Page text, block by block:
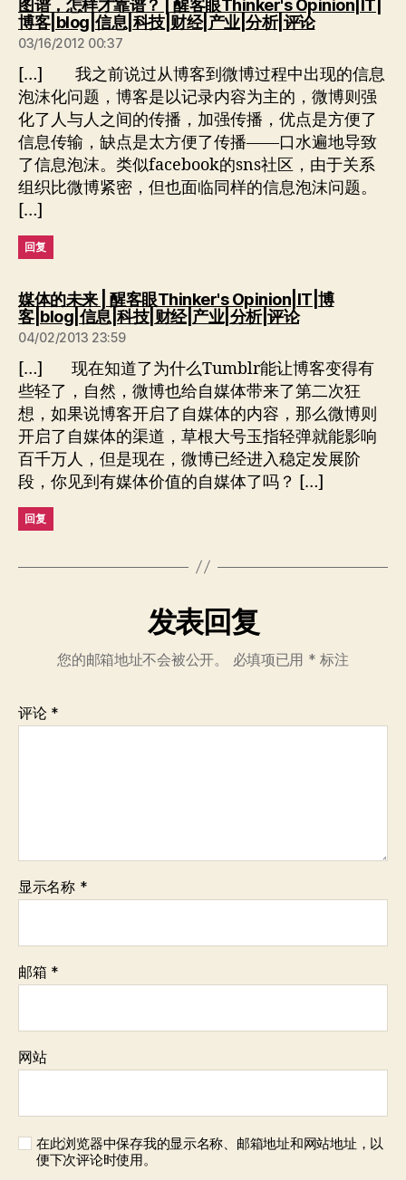
图谱，怎样才靠谱？ | 醒客眼Thinker's Opinion|IT|
博客|blog|信息|科技|财经|产业|分析|评论说：
03/16/2012 00:37
[…] 我之前说过从博客到微博过程中出现的信息
泡沫化问题，博客是以记录内容为主的，微博则强
化了人与人之间的传播，加强传播，优点是方便了
信息传输，缺点是太方便了传播——口水遍地导致
了信息泡沫。类似facebook的sns社区，由于关系
组织比微博紧密，但也面临同样的信息泡沫问题。
[…]
回复
媒体的未来 | 醒客眼Thinker's Opinion|IT|博
客|blog|信息|科技|财经|产业|分析|评论说：
04/02/2013 23:59
[…] 现在知道了为什么Tumblr能让博客变得有
些轻了，自然，微博也给自媒体带来了第二次狂
想，如果说博客开启了自媒体的内容，那么微博则
开启了自媒体的渠道，草根大号玉指轻弹就能影响
百千万人，但是现在，微博已经进入稳定发展阶
段，你见到有媒体价值的自媒体了吗？ […]
回复
发表回复
您的邮箱地址不会被公开。 必填项已用 * 标注
评论 *
显示名称 *
邮箱 *
网站
在此浏览器中保存我的显示名称、邮箱地址和网站地址，以
便下次评论时使用。